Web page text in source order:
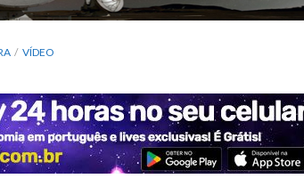
VÍDEO